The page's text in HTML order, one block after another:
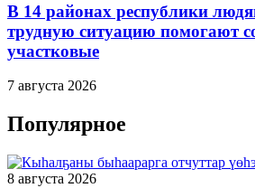
В 14 районах республики
трудную ситуацию помогают
участковые
7 августа 2026
Популярное
8 августа 2026